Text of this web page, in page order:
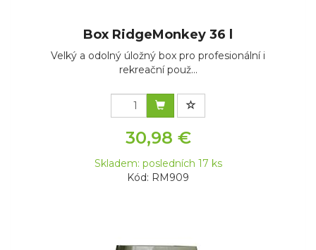
Box RidgeMonkey 36 l
Velký a odolný úložný box pro profesionální i
rekreační použ...
30,98 €
Skladem: posledních 17 ks
Kód: RM909